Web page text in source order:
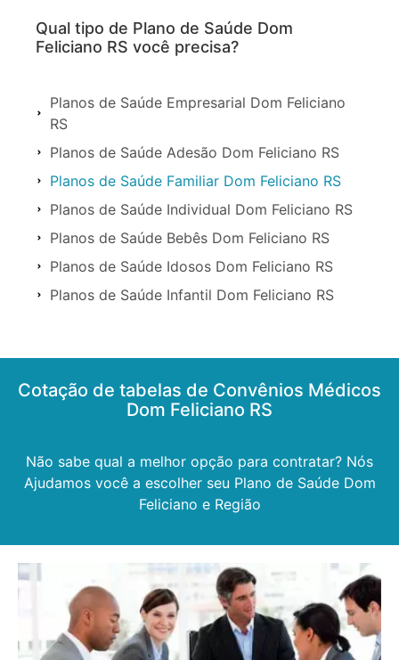
Qual tipo de Plano de Saúde Dom
Feliciano RS você precisa?
Planos de Saúde Empresarial Dom Feliciano
RS
Planos de Saúde Adesão Dom Feliciano RS
Planos de Saúde Familiar Dom Feliciano RS
Planos de Saúde Individual Dom Feliciano RS
Planos de Saúde Bebês Dom Feliciano RS
Planos de Saúde Idosos Dom Feliciano RS
Planos de Saúde Infantil Dom Feliciano RS
Cotação de tabelas de Convênios Médicos
Dom Feliciano RS
Não sabe qual a melhor opção para contratar? Nós
Ajudamos você a escolher seu Plano de Saúde Dom
Feliciano e Região